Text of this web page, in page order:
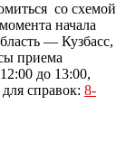
со схемой
начала
— Кузбасс,
приема
до 13:00,
справок: 8-